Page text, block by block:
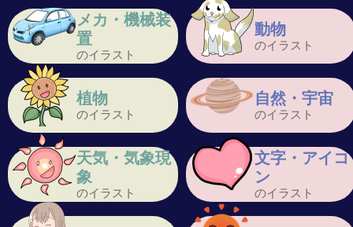
メカ・機械装
置
のイラスト
動物
のイラスト
植物
のイラスト
自然・宇宙
のイラスト
天気・気象現
象
のイラスト
文字・アイコ
ン
のイラスト